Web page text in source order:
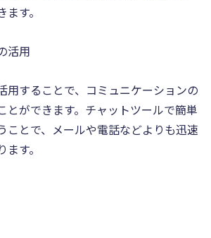
す。
活用
用することで、コミュニケーションの
とができます。チャットツールで簡単
ことで、メールや電話などよりも迅速
す。